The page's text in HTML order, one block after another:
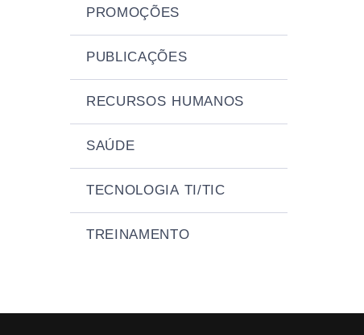
PROMOÇÕES
PUBLICAÇÕES
RECURSOS HUMANOS
SAÚDE
TECNOLOGIA TI/TIC
TREINAMENTO